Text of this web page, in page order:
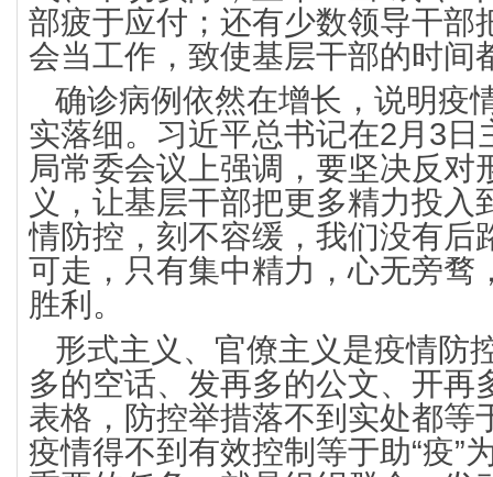
部疲于应付；还有少数领导干部
会当工作，致使基层干部的时间
确诊病例依然在增长，说明疫
实落细。习近平总书记在2月3日
局常委会议上强调，要坚决反对
义，让基层干部把更多精力投入
情防控，刻不容缓，我们没有后
可走，只有集中精力，心无旁骛
胜利。
形式主义、官僚主义是疫情防
多的空话、发再多的公文、开再
表格，防控举措落不到实处都等
疫情得不到有效控制等于助“疫”